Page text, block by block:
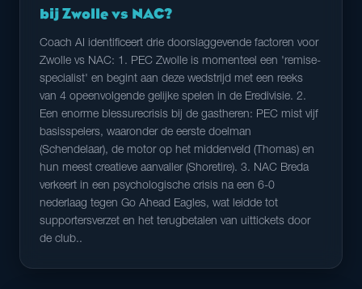
bij Zwolle vs NAC?
Coach AI identificeert drie doorslaggevende factoren voor
Zwolle vs NAC: 1. PEC Zwolle is momenteel een 'remise-
specialist' en begint aan deze wedstrijd met een reeks
van 4 opeenvolgende gelijke spelen in de Eredivisie. 2.
Een enorme blessurecrisis bij de gastheren: PEC mist vijf
basisspelers, waaronder de eerste doelman
(Schendelaar), de motor op het middenveld (Thomas) en
hun meest creatieve aanvaller (Shoretire). 3. NAC Breda
verkeert in een psychologische crisis na een 6-0
nederlaag tegen Go Ahead Eagles, wat leidde tot
supportersverzet en het terugbetalen van uittickets door
de club..